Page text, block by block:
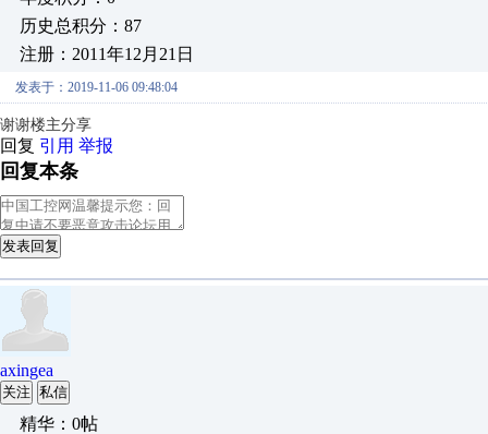
历史总积分：87
注册：2011年12月21日
发表于：2019-11-06 09:48:04
谢谢楼主分享
回复 引用 举报
回复本条
发表回复
axingea
关注 私信
精华：0帖